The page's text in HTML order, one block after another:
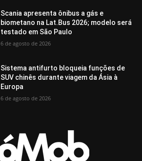
Scania apresenta ônibus a gás e
biometano na Lat.Bus 2026; modelo será
testado em São Paulo
6 de agosto de 2026
Sistema antifurto bloqueia funções de
SUV chinês durante viagem da Ásia à
Europa
6 de agosto de 2026